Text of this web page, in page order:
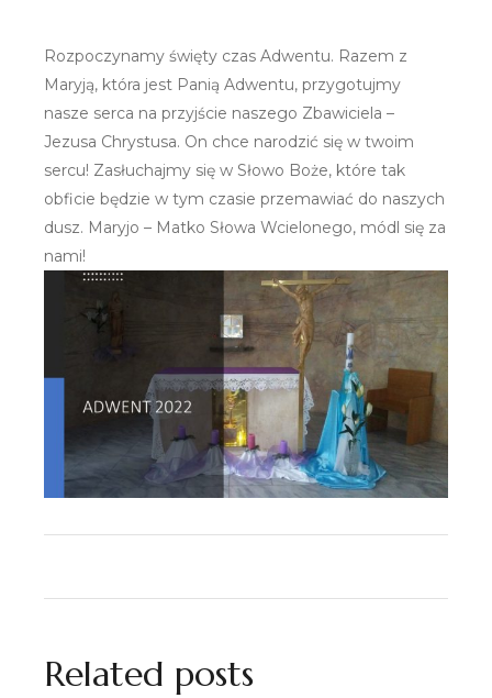
Rozpoczynamy święty czas Adwentu. Razem z
Maryją, która jest Panią Adwentu, przygotujmy
nasze serca na przyjście naszego Zbawiciela –
Jezusa Chrystusa. On chce narodzić się w twoim
sercu! Zasłuchajmy się w Słowo Boże, które tak
obficie będzie w tym czasie przemawiać do naszych
dusz. Maryjo – Matko Słowa Wcielonego, módl się za
nami!
Related posts